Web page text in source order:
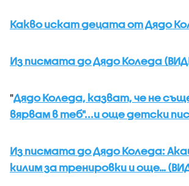
Какво искат децата от Дядо
Из писмата до Дядо Коледа
"Дядо Коледа, казват, че не
вярвам в теб"...и още детски
Из писмата до Дядо Коледа:
килим за тренировки и още…